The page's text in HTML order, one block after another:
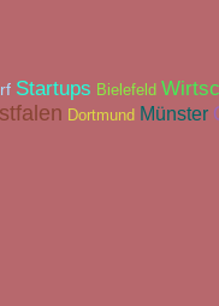
Startups Bielefeld
Dortmund Münster